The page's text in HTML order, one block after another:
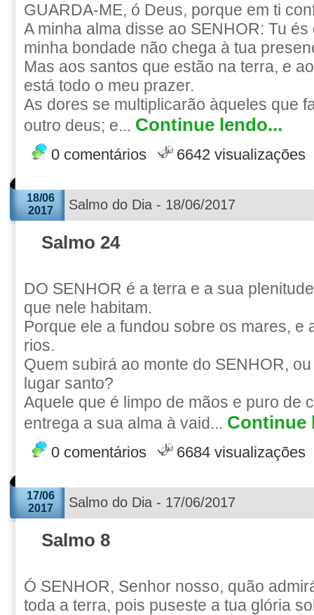
GUARDA-ME, ó Deus, porque em ti
A minha alma disse ao SENHOR: Tu
minha bondade não chega à tua
Mas aos santos que estão na terra, e
está todo o meu prazer.
As dores se multiplicarão àqueles que
outro deus; e... Continue lendo...
0 comentários 6642 visualizações
18/06
2017
Salmo do Dia - 18/06/2017
Salmo 24
DO SENHOR é a terra e a sua
que nele habitam.
Porque ele a fundou sobre os mares, e
rios.
Quem subirá ao monte do SENHOR,
lugar santo?
Aquele que é limpo de mãos e puro de
entrega a sua alma à vaid... Continue
0 comentários 6684 visualizações
17/06
2017
Salmo do Dia - 17/06/2017
Salmo 8
Ó SENHOR, Senhor nosso, quão
toda a terra, pois puseste a tua glória